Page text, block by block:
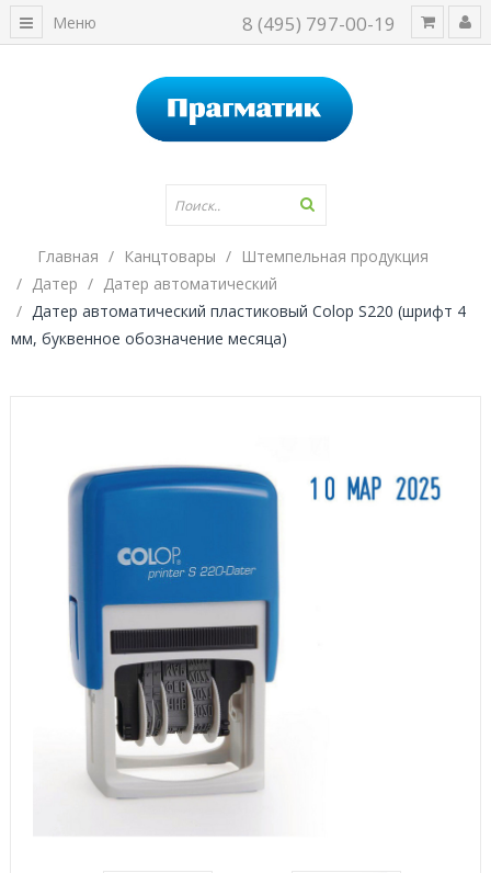
8 (495) 797-00-19
Меню
Главная Канцтовары
Штемпельная продукция
Датер
Датер автоматический
Датер автоматический пластиковый Colop S220 (шрифт 4
мм, буквенное обозначение месяца)